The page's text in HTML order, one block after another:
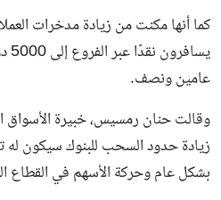
كما أنها مكنت من زيادة مدخرات
عامين ونصف.
وقالت حنان رمسيس، خبيرة الأسواق
زيادة حدود السحب للبنوك سيكون له
بشكل عام وحركة الأسهم في